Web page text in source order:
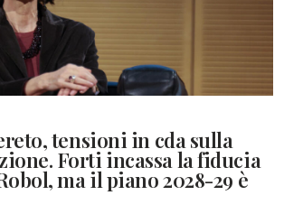
tensioni in cda sulla
Forti incassa la fiducia
ma il piano 2028-29 è